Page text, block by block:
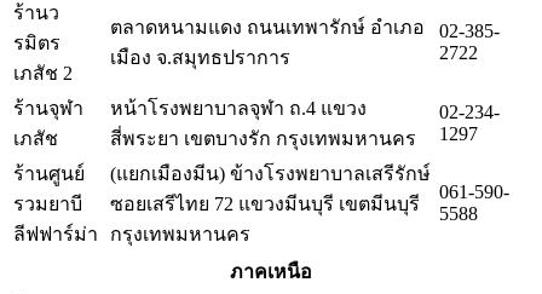
ร้านว
รมิตร
เภสัช 2
ตลาดหนามแดง ถนนเทพารักษ์ อำเภอ
เมือง จ.สมุทธปราการ
02-385-
2722
ร้านจุฬา
เภสัช
หน้าโรงพยาบาลจุฬา ถ.4 แขวง
สี่พระยา เขตบางรัก กรุงเทพมหานคร
02-234-
1297
ร้านศูนย์
รวมยาบี
ลีฟฟาร์ม่า
(แยกเมืองมีน) ข้างโรงพยาบาลเสรีรักษ์
ซอยเสรีไทย 72 แขวงมีนบุรี เขตมีนบุรี
กรุงเทพมหานคร
061-590-
5588
ภาคเหนือ